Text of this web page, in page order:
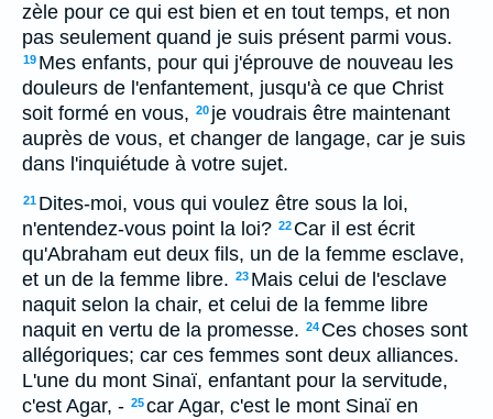
zèle pour ce qui est bien et en tout temps, et non
pas seulement quand je suis présent parmi vous.
19 Mes enfants, pour qui j'éprouve de nouveau les
douleurs de l'enfantement, jusqu'à ce que Christ
soit formé en vous, 20 je voudrais être maintenant
auprès de vous, et changer de langage, car je suis
dans l'inquiétude à votre sujet.
21 Dites-moi, vous qui voulez être sous la loi,
n'entendez-vous point la loi? 22 Car il est écrit
qu'Abraham eut deux fils, un de la femme esclave,
et un de la femme libre. 23 Mais celui de l'esclave
naquit selon la chair, et celui de la femme libre
naquit en vertu de la promesse. 24 Ces choses sont
allégoriques; car ces femmes sont deux alliances.
L'une du mont Sinaï, enfantant pour la servitude,
c'est Agar, - 25car Agar, c'est le mont Sinaï en